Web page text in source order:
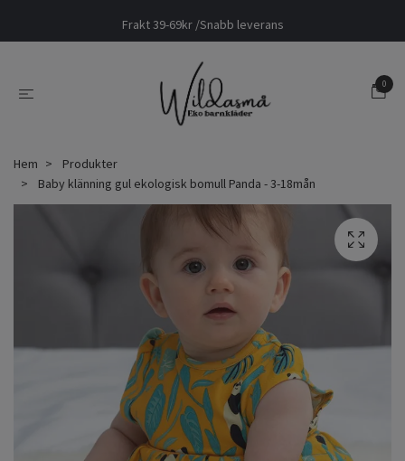
Frakt 39-69kr /Snabb leverans
0
Hem
Produkter
Baby klänning gul ekologisk bomull Panda - 3-18mån